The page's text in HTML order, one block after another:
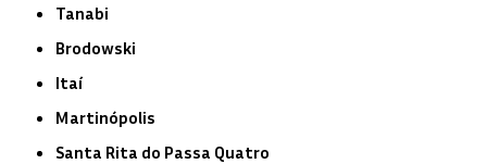
Tanabi
Brodowski
Itaí
Martinópolis
Santa Rita do Passa Quatro